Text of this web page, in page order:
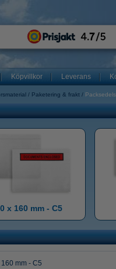
Köpvillkor Leverans
Paketering & frakt
x 160 mm - C5
mm - C5